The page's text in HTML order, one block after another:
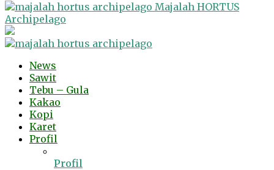
Majalah HORTUS
Archipelago
News
Sawit
Tebu – Gula
Kakao
Kopi
Karet
Profil
Profil